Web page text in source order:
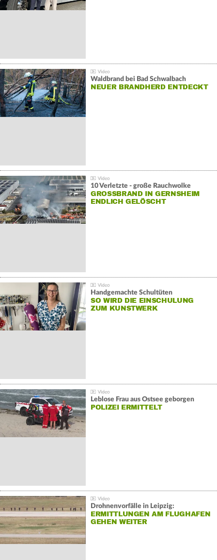
Waldbrand bei Bad Schwalbach
NEUER BRANDHERD ENTDECKT
10 Verletzte - große Rauchwolke
GROSSBRAND IN GERNSHEIM E
NDLICH GELÖSCHT
Handgemachte Schultüten
SO WIRD DIE EINSCHULUNG
ZUM KUNSTWERK
Leblose Frau aus Ostsee geborgen
POLIZEI ERMITTELT
Drohnenvorfälle in Leipzig:
ERMITTLUNGEN AM FLUGHAFEN
GEHEN WEITER